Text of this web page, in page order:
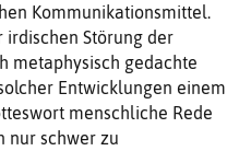
Kommunikationsmittel.
irdischen Störung der
metaphysisch gedachte
Entwicklungen einem
menschliche Rede
nur schwer zu